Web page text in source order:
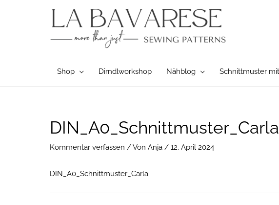
Shop Dirndlworkshop Nähblog Schnittmuster
DIN_A0_Schnittmuster_Carla
Kommentar verfassen / Von Anja / 12. April 2024
DIN_A0_Schnittmuster_Carla
Post
navigation